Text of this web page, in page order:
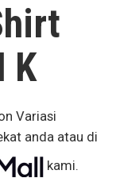
K
Variasi
anda atau di
kami.